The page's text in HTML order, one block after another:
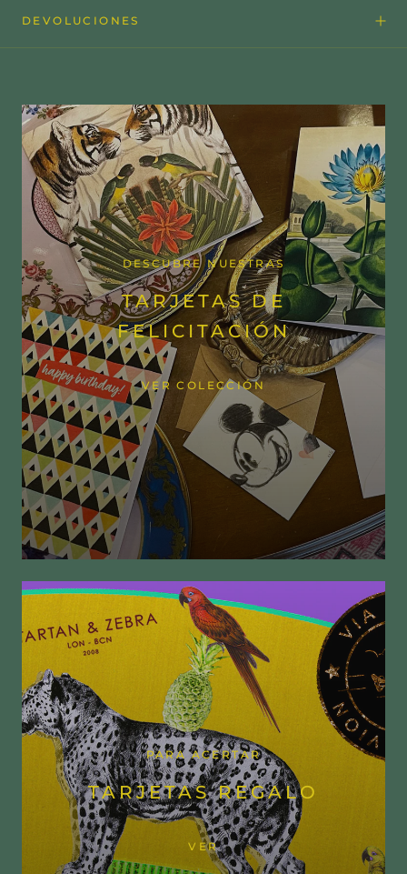
DEVOLUCIONES
DESCUBRE NUESTRAS
TARJETAS DE
FELICITACIÓN
VER COLECCIÓN
PARA ACERTAR
TARJETAS REGALO
VER